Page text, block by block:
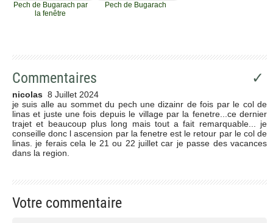
Pech de Bugarach par
la fenêtre
Pech de Bugarach
Commentaires ✓
nicolas 8 Juillet 2024
je suis alle au sommet du pech une dizainr de fois par le col de
linas et juste une fois depuis le village par la fenetre...ce dernier
trajet et beaucoup plus long mais tout a fait remarquable... je
conseille donc l ascension par la fenetre est le retour par le col de
linas. je ferais cela le 21 ou 22 juillet car je passe des vacances
dans la region.
Votre commentaire